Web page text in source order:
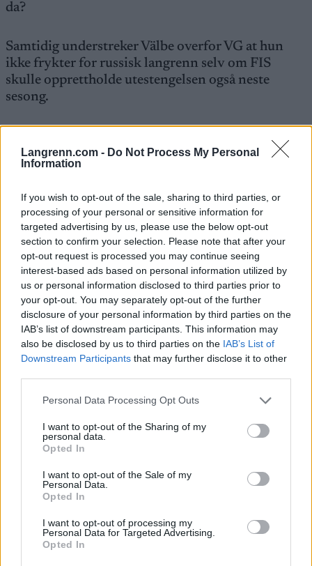
Langrenn.com - Do Not Process My Personal
Information
If you wish to opt-out of the sale, sharing to third parties, or
processing of your personal or sensitive information for
targeted advertising by us, please use the below opt-out
section to confirm your selection. Please note that after your
opt-out request is processed you may continue seeing
interest-based ads based on personal information utilized by
us or personal information disclosed to third parties prior to
your opt-out. You may separately opt-out of the further
disclosure of your personal information by third parties on the
IAB’s list of downstream participants. This information may
also be disclosed by us to third parties on the IAB’s List of
Downstream Participants that may further disclose it to other
Please note that this website/app uses one or more Google
not limited to your visit or usage behaviour. You may click to
grant or deny consent to Google and its third-party tags to
use your data for below specified purposes in below Google
consent section.
Personal Data Processing Opt Outs
I want to opt-out of the Sharing of my
personal data.
Opted In
I want to opt-out of the Sale of my
Personal Data.
Opted In
I want to opt-out of processing my
Personal Data for Targeted Advertising.
Opted In
da?
Samtidig understreker Välbe overfor VG at hun
ikke frykter for russisk langrenn selv om FIS
skulle opprettholde utestengelsen også neste
sesong.
fint. Vi hadde en fin sesong på hjemmebane. Vi får
stadig flere sponsorer, sier Välbe.
Den norske delegasjonen som deltar på møtene i
Dubrovnik slipper dermed å møte russiske
delegater. Kombinertsjefen i Skiforbundet Ivar
Stuan har tidligere uttalt at han ikke ville delta i
møter der russiske delegater deltar.
I fjor stilte Välbe til gjenvalg som styremedlem i
FIS Council. Det gikk heller ikke: Hun ble ikke
gjenvalgt, og sitter dermed ikke lenger i noen av
FIS’ styrende organer.
Skal stemme over russerne
På møtene i Dubrovnik kommer de ulike grenene
med sine anbefalinger til hovedstyret i FIS.
Tidligere i vår uttalte tidligere skipresident Erik
Røste, som er Norges representant i FIS-styret
Council møtes i slutten av mai.